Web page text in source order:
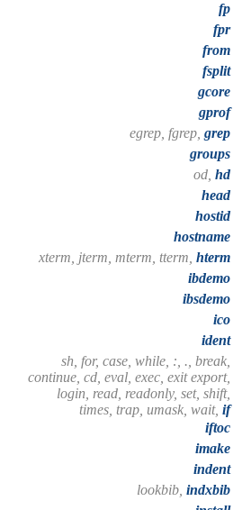
fp
fpr
from
fsplit
gcore
gprof
egrep, fgrep, grep
groups
od, hd
head
hostid
hostname
xterm, jterm, mterm, tterm, hterm
ibdemo
ibsdemo
ico
ident
sh, for, case, while, :, ., break,
continue, cd, eval, exec, exit export,
login, read, readonly, set, shift,
times, trap, umask, wait, if
iftoc
imake
indent
lookbib, indxbib